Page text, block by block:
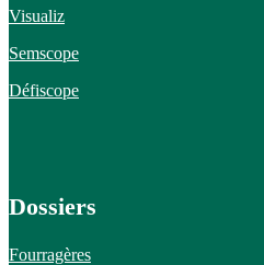
Visualiz
Semscope
Défiscope
Dossiers
Fourragères